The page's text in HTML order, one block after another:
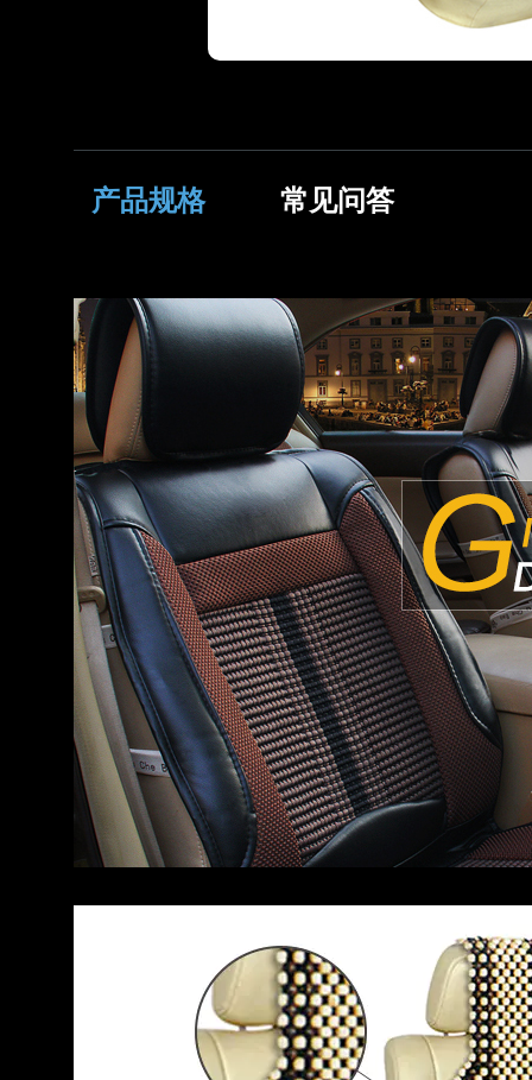
产品规格 常见问答